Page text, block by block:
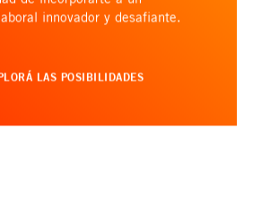
innovador y desafiante.
LAS POSIBILIDADES